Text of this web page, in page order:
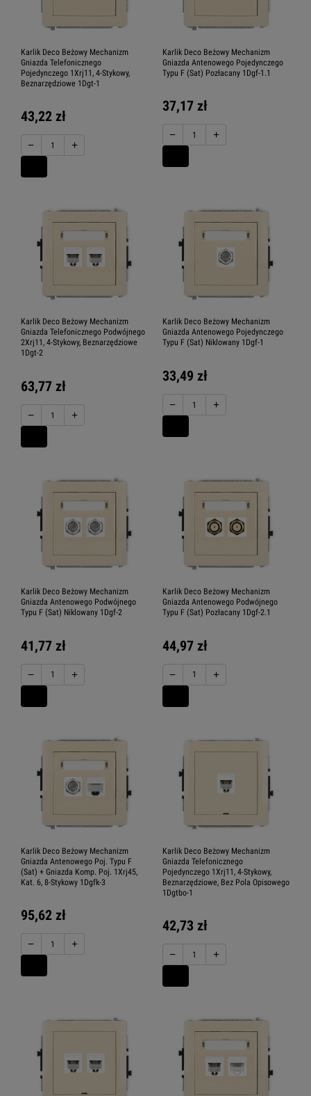
Karlik Deco Beżowy Mechanizm
Gniazda Telefonicznego
Pojedynczego 1Xrj11, 4-Stykowy,
Beznarzędziowe 1Dgt-1
43,22 zł
− +
Karlik Deco Beżowy Mechanizm
Gniazda Antenowego Pojedynczego
Typu F (Sat) Pozłacany 1Dgf-1.1
37,17 zł
− +
Karlik Deco Beżowy Mechanizm
Gniazda Telefonicznego Podwójnego
2Xrj11, 4-Stykowy, Beznarzędziowe
1Dgt-2
63,77 zł
− +
Karlik Deco Beżowy Mechanizm
Gniazda Antenowego Pojedynczego
Typu F (Sat) Niklowany 1Dgf-1
33,49 zł
− +
Karlik Deco Beżowy Mechanizm
Gniazda Antenowego Podwójnego
Typu F (Sat) Niklowany 1Dgf-2
41,77 zł
− +
Karlik Deco Beżowy Mechanizm
Gniazda Antenowego Podwójnego
Typu F (Sat) Pozłacany 1Dgf-2.1
44,97 zł
− +
Karlik Deco Beżowy Mechanizm
Gniazda Antenowego Poj. Typu F
(Sat) + Gniazda Komp. Poj. 1Xrj45,
Kat. 6, 8-Stykowy 1Dgfk-3
95,62 zł
− +
Karlik Deco Beżowy Mechanizm
Gniazda Telefonicznego
Pojedynczego 1Xrj11, 4-Stykowy,
Beznarzędziowe, Bez Pola Opisowego
1Dgtbo-1
42,73 zł
− +